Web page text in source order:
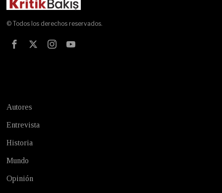
© Todos los derechos reservados.
Autores
Entrevista
Historia
Mundo
Opinión